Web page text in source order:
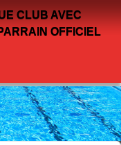
CLUB AVEC
OFFICIEL